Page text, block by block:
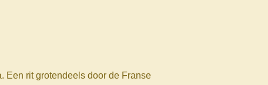
Een rit grotendeels door de Franse